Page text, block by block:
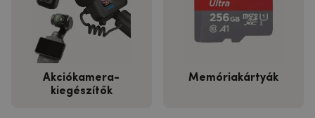
Akciókamera-
kiegészítők
Memóriakártyák